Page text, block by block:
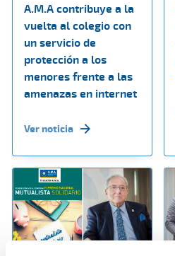
A.M.A contribuye a la
vuelta al colegio con
un servicio de
protección a los
menores frente a las
amenazas en internet
Ver noticia